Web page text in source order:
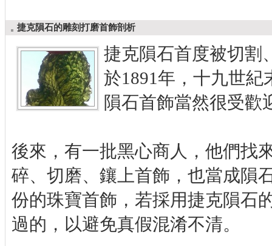
捷克隕石的雕刻打磨首飾剖析
捷克隕石首度被切割
於1891年，十九世
隕石首飾當然很受歡
後來，有一批黑心商人，他們找
碎、切磨、鑲上首飾，也當成隕
份的珠寶首飾，若採用捷克隕石
過的，以避免真假混淆不清。